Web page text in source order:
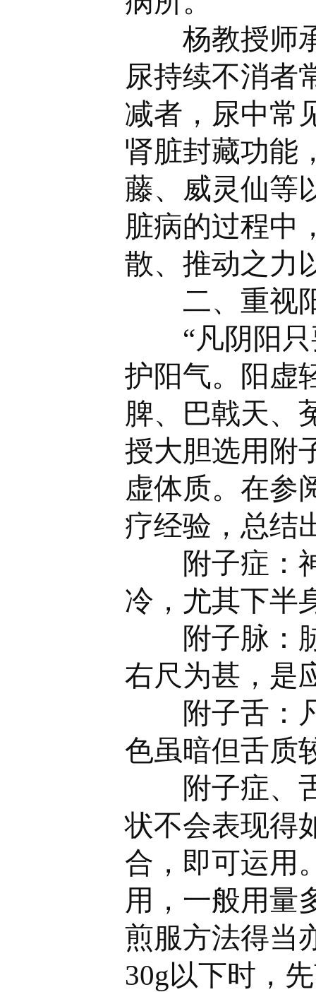
杨教授师承
尿持续不消者
减者，尿中常
肾脏封藏功能
藤、威灵仙等
脏病的过程中
散、推动之力
二、重视阳
“凡阴阳只
护阳气。阳虚
脾、巴戟天、
授大胆选用附
虚体质。在参
疗经验，总结
附子症：神
冷，尤其下半
附子脉：脉
右尺为甚，
附子舌：凡
色虽暗但舌质
附子症、舌
状不会表现得
合，即可运用
用，一般用量
煎服方法得当
30g以下时，